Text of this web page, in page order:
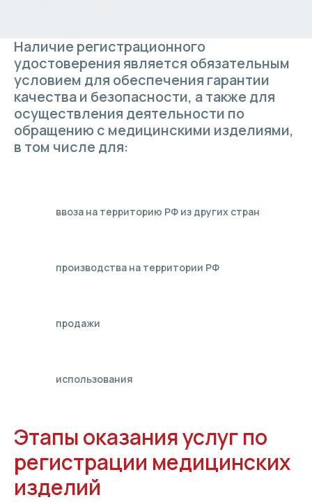
Наличие регистрационного
удостоверения является обязательным
условием для обеспечения гарантии
качества и безопасности, а также для
осуществления деятельности по
обращению с медицинскими изделиями,
в том числе для:
ввоза на территорию РФ из других стран
производства на территории РФ
продажи
использования
Этапы оказания услуг по
регистрации медицинских
изделий